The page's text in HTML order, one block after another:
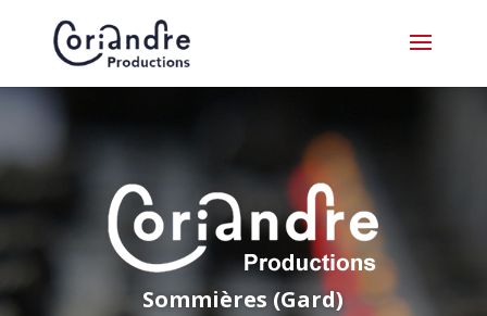
Sommières (Gard)